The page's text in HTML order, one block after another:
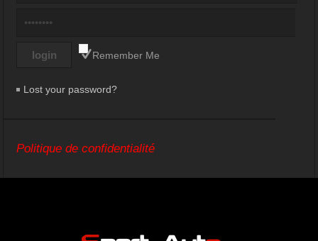
Remember Me
Lost your password?
Politique de confidentialité